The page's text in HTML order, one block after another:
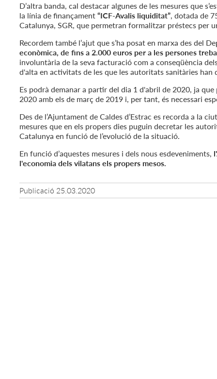
D’altra banda, cal destacar algunes de les mesures que
la línia de finançament “ICF-Avalis liquiditat”, dotada de
Catalunya, SGR, que permetran formalitzar préstecs per
Recordem també l’ajut que s’ha posat en marxa des del
econòmica, de fins a 2.000 euros per a les persones
involuntària de la seva facturació com a conseqüència
d'alta en activitats de les que les autoritats sanitàries
Es podrà demanar a partir del dia 1 d'abril de 2020, ja
2020 amb els de març de 2019 i, per tant, és necessari
Des de l’Ajuntament de Caldes d’Estrac es recorda a la
mesures que en els propers dies puguin decretar les
Catalunya en funció de l’evolució de la situació.
En funció d’aquestes mesures i dels nous esdeveniments,
l'economia dels vilatans els propers mesos.
Publicació 25.03.2020